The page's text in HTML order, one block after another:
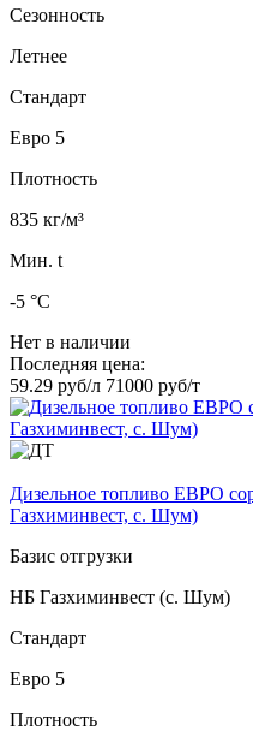
Сезонность
Летнее
Стандарт
Евро 5
Плотность
835 кг/м³
Мин. t
-5 °C
Нет в наличии
Последняя цена:
59.29 руб/л 71000 руб/т
Дизельное топливо ЕВРО
Газхиминвест, с. Шум)
Базис отгрузки
НБ Газхиминвест (с. Шум)
Стандарт
Евро 5
Плотность